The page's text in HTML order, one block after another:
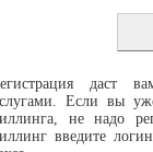
даст
Если вы
не надо
введите